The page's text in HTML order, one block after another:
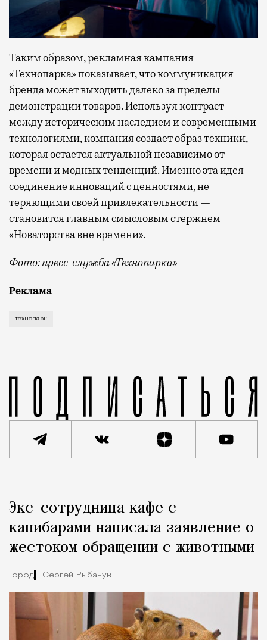
Таким образом, рекламная кампания
«Технопарка» показывает, что коммуникация
бренда может выходить далеко за пределы
демонстрации товаров. Используя контраст
между историческим наследием и современными
технологиями, компания создает образ техники,
которая остается актуальной независимо от
времени и модных тенденций. Именно эта идея —
соединение инноваций с ценностями, не
теряющими своей привлекательности —
становится главным смысловым стержнем
«Новаторства вне времени».
Фото: пресс-служба «Технопарка»
Рекламные кампании техники редко выходят за
Реклама
технопарк
Город
Экс-сотрудница кафе с
капибарами написала заявление о
жестоком обращении с животными
Город Сергей Рыбачук